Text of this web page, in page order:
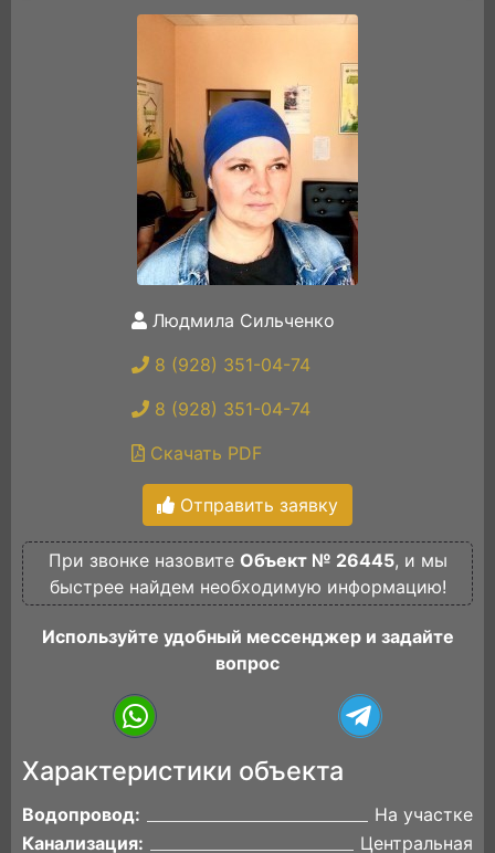
Людмила Сильченко
8 (928) 351-04-74
8 (928) 351-04-74
Скачать PDF
Отправить заявку
При звонке назовите Объект № 26445, и мы
быстрее найдем необходимую информацию!
Используйте удобный мессенджер и задайте
вопрос
Характеристики объекта
Водопровод:
На участке
Канализация:
Центральная